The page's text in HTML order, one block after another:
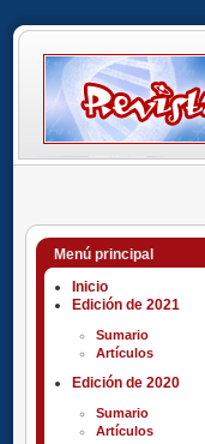
Menú principal
Inicio
Edición de 2021
Sumario
Artículos
Edición de 2020
Sumario
Artículos